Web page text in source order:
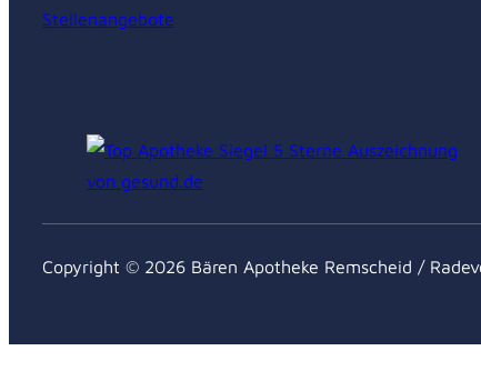
Stellenangebote
Copyright © 2026 Bären Apotheke Remscheid /